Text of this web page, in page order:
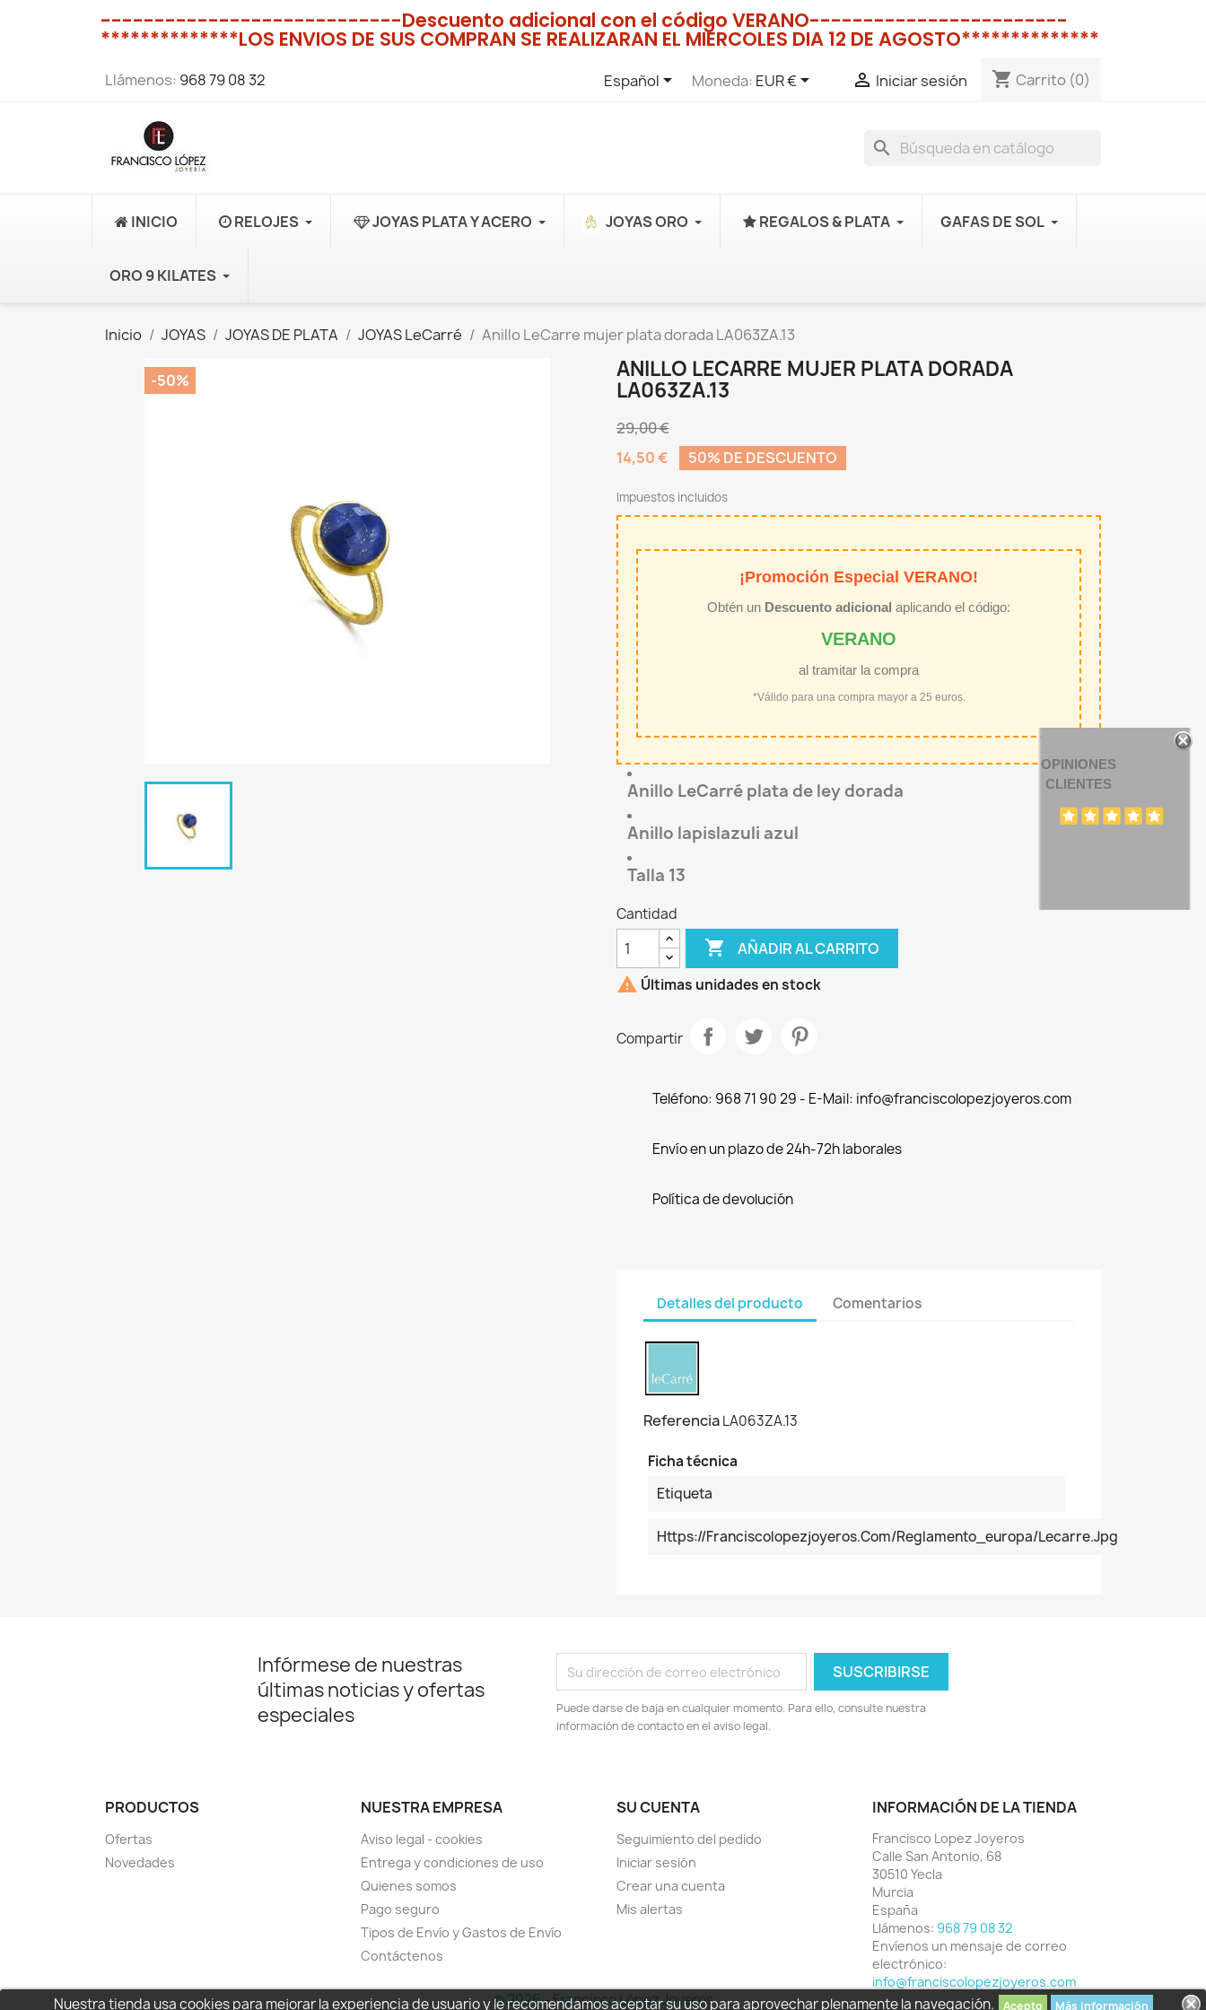
----------------------------Descuento adicional con el código VERANO------------------------
**************LOS ENVIOS DE SUS COMPRAN SE REALIZARAN EL MIERCOLES DIA 12 DE AGOSTO**************
Llámenos: 968 79 08 32 Español Moneda: EUR €  Iniciar sesión shopping_cart Carrito (0)
search
Nuestra tienda usa cookies para mejorar la experiencia de usuario y le recomendamos aceptar su uso para aprovechar plenamente la navegación. Acepto Más información
INICIO RELOJES JOYAS PLATA Y ACERO JOYAS ORO REGALOS & PLATA GAFAS DE SOL
ORO 9 KILATES
Inicio JOYAS JOYAS DE PLATA JOYAS LeCarré Anillo LeCarre mujer plata dorada LA063ZA.13
-50%
ANILLO LECARRE MUJER PLATA DORADA
LA063ZA.13
29,00 €
14,50 €
50% DE DESCUENTO
Impuestos incluidos
¡Promoción Especial VERANO!
Obtén un Descuento adicional aplicando el código:
VERANO
al tramitar la compra
*Válido para una compra mayor a 25 euros.
Anillo LeCarré plata de ley dorada
Anillo lapislazuli azul
Talla 13
Cantidad
 AÑADIR AL CARRITO
 Últimas unidades en stock
Compartir
Teléfono: 968 71 90 29 - E-Mail: info@franciscolopezjoyeros.com
Envío en un plazo de 24h-72h laborales
Política de devolución
Detalles del producto Comentarios
ReferenciaLA063ZA.13
Ficha técnica
Etiqueta
Https://franciscolopezjoyeros.com/reglamento_europa/lecarre.jpg
Infórmese de nuestras
últimas noticias y ofertas
especiales
Puede darse de baja en cualquier momento. Para ello, consulte nuestra
información de contacto en el aviso legal.
PRODUCTOS
Ofertas
Novedades
NUESTRA EMPRESA
Aviso legal - cookies
Entrega y condiciones de uso
Quienes somos
Pago seguro
Tipos de Envío y Gastos de Envío
Contáctenos
SU CUENTA
Seguimiento del pedido
Iniciar sesión
Crear una cuenta
Mis alertas
INFORMACIÓN DE LA TIENDA
Francisco Lopez Joyeros
Calle San Antonio, 68
30510 Yecla
Murcia
España
Llámenos: 968 79 08 32
Envíenos un mensaje de correo
electrónico:
info@franciscolopezjoyeros.com
OPINIONES
CLIENTES
© 2026 - Francisco López Joyeros